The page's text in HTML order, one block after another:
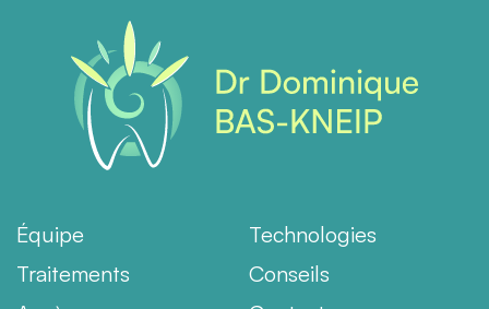
Équipe
Technologies
Traitements
Conseils